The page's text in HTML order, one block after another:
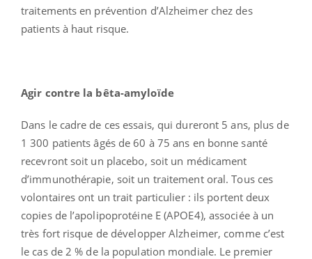
traitements en prévention d’Alzheimer chez des
patients à haut risque.
Agir contre la bêta-amyloïde
Dans le cadre de ces essais, qui dureront 5 ans, plus de
1 300 patients âgés de 60 à 75 ans en bonne santé
recevront soit un placebo, soit un médicament
d’immunothérapie, soit un traitement oral. Tous ces
volontaires ont un trait particulier : ils portent deux
copies de l’apolipoprotéine E (APOE4), associée à un
très fort risque de développer Alzheimer, comme c’est
le cas de 2 % de la population mondiale. Le premier